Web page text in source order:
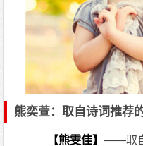
熊奕萱：取自诗词推荐
【熊雯佳】——取